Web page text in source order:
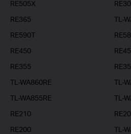
RE505X
RE365
TL-
RE590T
RE450
RE355
TL-WA860RE
TL-
TL-WA855RE
TL-
RE210
RE200
TL-